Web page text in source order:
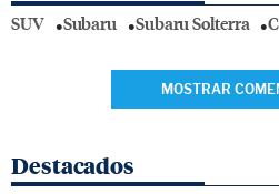
SUV Subaru Subaru Solterra
MOSTRAR
Destacados